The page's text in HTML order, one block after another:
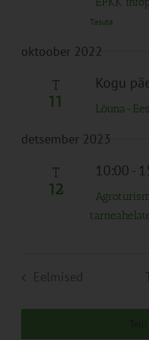
Tasuta
oktoober 2022
T
11
Kogu
Lõuna-
detsember 2023
T
12
10:00-
Eelmised